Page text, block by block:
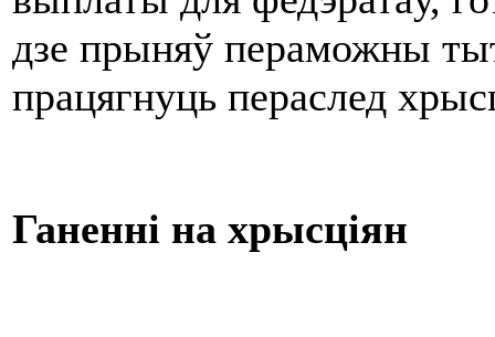
дзе прыняў пераможны
працягнуць пераслед
Ганенні на хрысціян